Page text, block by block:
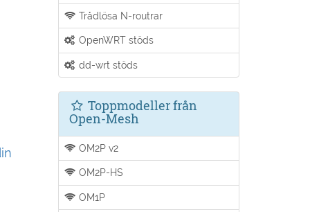
Trådlösa N-routrar
OpenWRT stöds
dd-wrt stöds
Toppmodeller från
Open-Mesh
OM2P v2
OM2P-HS
OM1P